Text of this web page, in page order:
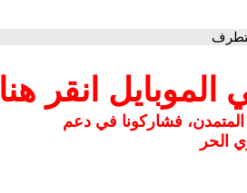
انقر هنا
المتمدن، فشاركونا في دعم
الحر